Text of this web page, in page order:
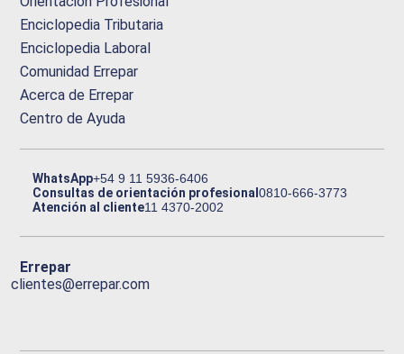
Enciclopedia Tributaria
Enciclopedia Laboral
Comunidad Errepar
Acerca de Errepar
Centro de Ayuda
WhatsApp+54 9 11 5936-6406
Consultas de orientación profesional0810-666-3773
Atención al cliente11 4370-2002
Errepar
clientes@errepar.com